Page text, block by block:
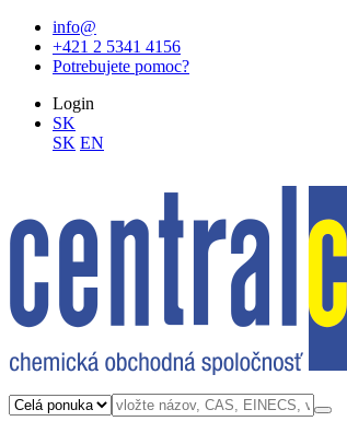
info@
+421 2 5341 4156
Potrebujete pomoc?
Login
SK
SK EN